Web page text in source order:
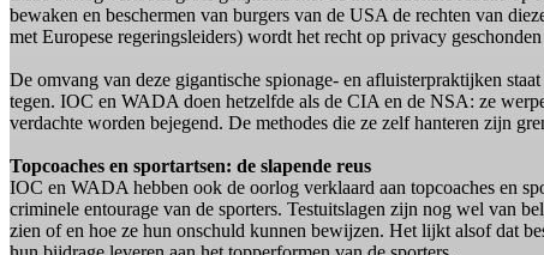
bewaken en beschermen van burgers van de USA de rechten van
met Europese regeringsleiders) wordt het recht op privacy
De omvang van deze gigantische spionage- en afluisterpraktijken
tegen. IOC en WADA doen hetzelfde als de CIA en de NSA: ze
verdachte worden bejegend. De methodes die ze zelf hanteren zijn
Topcoaches en sportartsen: de slapende reus
IOC en WADA hebben ook de oorlog verklaard aan topcoaches en
criminele entourage van de sporters. Testuitslagen zijn nog wel van
zien of en hoe ze hun onschuld kunnen bewijzen. Het lijkt alsof dat